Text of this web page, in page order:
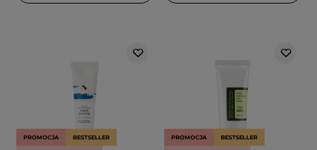
PROMOCJA BESTSELLER PROMOCJA BESTSELLER